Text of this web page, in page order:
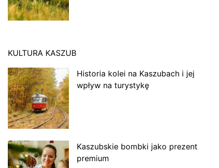
KULTURA KASZUB
Historia kolei na Kaszubach i jej
wpływ na turystykę
Kaszubskie bombki jako prezent
premium